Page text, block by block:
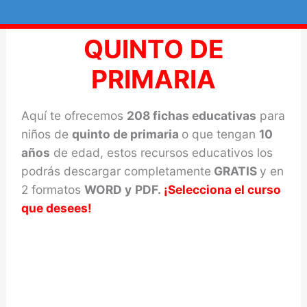
al
QUINTO DE
PRIMARIA
Aquí te ofrecemos 208 fichas educativas para
niños de quinto de primaria o que tengan 10
años de edad, estos recursos educativos los
podrás descargar completamente GRATIS y en
2 formatos WORD y PDF. ¡Selecciona el curso
que desees!